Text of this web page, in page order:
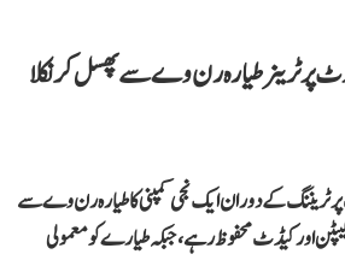
پر ٹرینر طیارہ رن وے سے پھسل کر نکلا
ٹریننگ کے دوران ایک نجی کمپنی کا طیارہ رن وے سے
اور کیڈٹ محفوظ رہے، جبکہ طیارے کو معمولی